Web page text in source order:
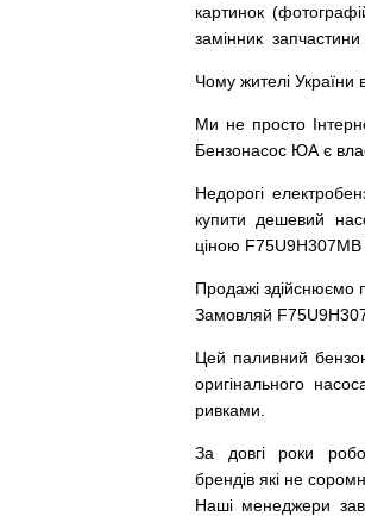
картинок (
замінник
Чому жителі України
Ми не просто
Бензонасос ЮА є
Недорогі
купити
дешевий
ціною F75U9H307MB
Продажі здійснюємо
Замовляй
Цей паливний
оригінального
ривками
За довгі роки
брендів які не
Наші менеджери